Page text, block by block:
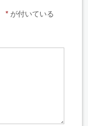
* が付いている